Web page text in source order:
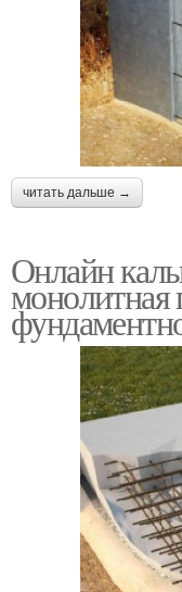
читать дальше →
Онлайн
монолитная